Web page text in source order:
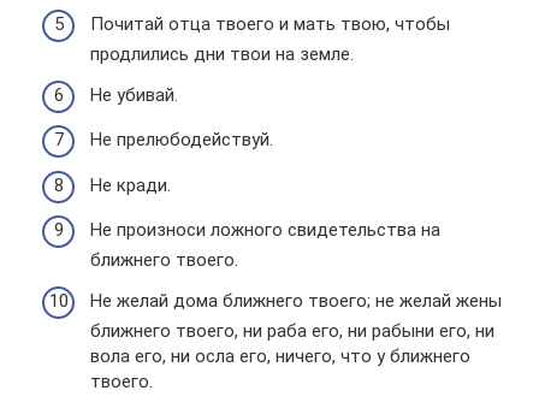
Почитай отца твоего и мать твою, чтобы
продлились дни твои на земле.
Не убивай.
Не прелюбодействуй.
Не кради.
Не произноси ложного свидетельства на
ближнего твоего.
Не желай дома ближнего твоего; не желай жены
ближнего твоего, ни раба его, ни рабыни его, ни
вола его, ни осла его, ничего, что у ближнего
твоего.